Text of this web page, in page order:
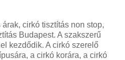
cirkó tisztítás non stop,
Budapest. A szakszerű
kezdődik. A cirkó szerelő
a cirkó korára, a cirkó